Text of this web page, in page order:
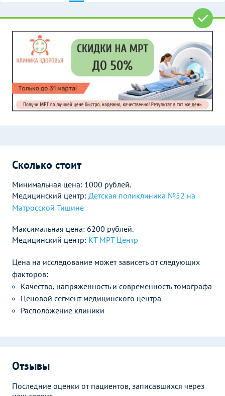
Сколько стоит
Минимальная цена: 1000 рублей.
Медицинский центр: Детская поликлиника №52 на
Матросской Тишине
Максимальная цена: 6200 рублей.
Медицинский центр: КТ МРТ Центр
Цена на исследование может зависеть от следующих
факторов:
Качество, напряженность и современность томографа
Ценовой сегмент медицинского центра
Расположение клиники
Отзывы
Последние оценки от пациентов, записавшихся через